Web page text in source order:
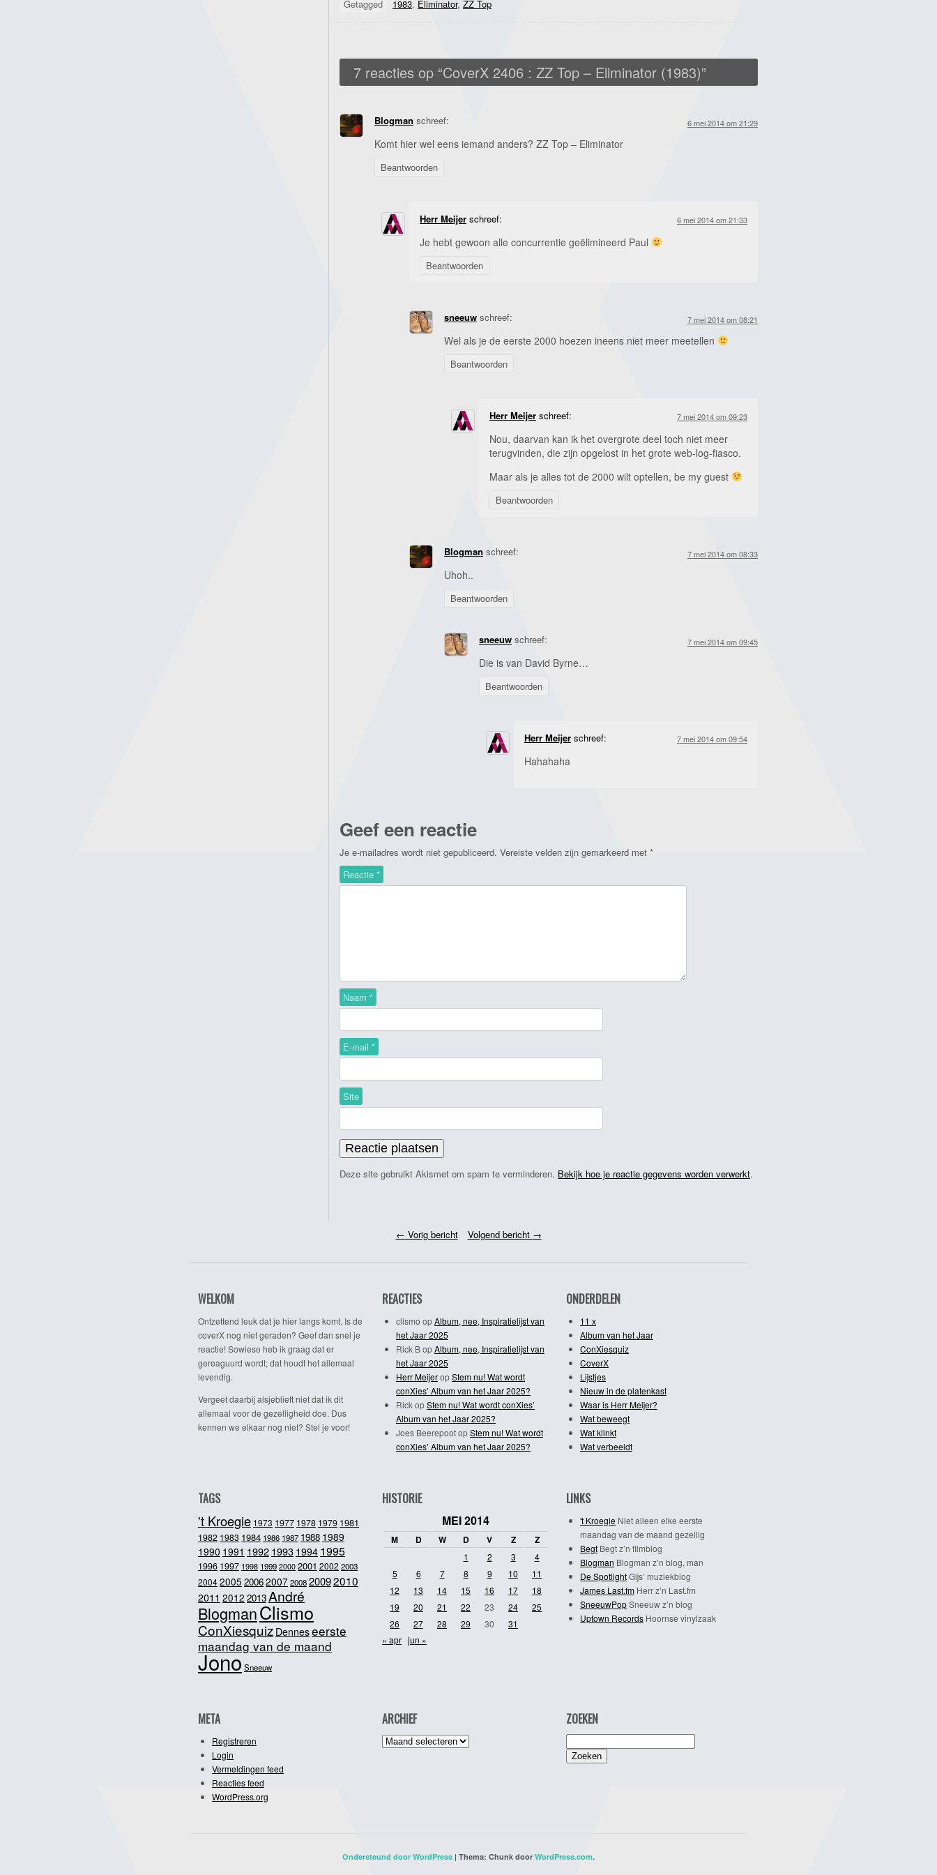
Getagged 1983, Eliminator, ZZ Top
7 reacties op “CoverX 2406 : ZZ Top – Eliminator (1983)”
Blogman schreef: 6 mei 2014 om 21:29
Komt hier wel eens iemand anders? ZZ Top – Eliminator
Beantwoorden
Herr Meijer schreef: 6 mei 2014 om 21:33
Je hebt gewoon alle concurrentie geëlimineerd Paul
Beantwoorden
sneeuw schreef: 7 mei 2014 om 08:21
Wel als je de eerste 2000 hoezen ineens niet meer meetellen
Beantwoorden
Herr Meijer schreef: 7 mei 2014 om 09:23
Nou, daarvan kan ik het overgrote deel toch niet meer
terugvinden, die zijn opgelost in het grote web-log-fiasco.
Maar als je alles tot de 2000 wilt optellen, be my guest
Beantwoorden
Blogman schreef: 7 mei 2014 om 08:33
Uhoh..
Beantwoorden
sneeuw schreef: 7 mei 2014 om 09:45
Die is van David Byrne…
Beantwoorden
Herr Meijer schreef: 7 mei 2014 om 09:54
Hahahaha
Geef een reactie
Je e-mailadres wordt niet gepubliceerd. Vereiste velden zijn gemarkeerd met *
Reactie *
Naam *
E-mail *
Site
Deze site gebruikt Akismet om spam te verminderen. Bekijk hoe je reactie gegevens worden verwerkt.
← Vorig bericht Volgend bericht →
WELKOM
Ontzettend leuk dat je hier langs komt. Is de
coverX nog niet geraden? Geef dan snel je
reactie! Sowieso heb ik graag dat er
gereaguurd wordt; dat houdt het allemaal
levendig.
Vergeet daarbij alsjeblieft niet dat ik dit
allemaal voor de gezelligheid doe. Dus
kennen we elkaar nog niet? Stel je voor!
REACTIES
clismo opAlbum, nee, Inspiratielijst van
het Jaar 2025
Rick BopAlbum, nee, Inspiratielijst van
het Jaar 2025
Herr MeijeropStem nu! Wat wordt
conXies’ Album van het Jaar 2025?
RickopStem nu! Wat wordt conXies’
Album van het Jaar 2025?
Joes BeerepootopStem nu! Wat wordt
conXies’ Album van het Jaar 2025?
ONDERDELEN
11 x
Album van het Jaar
ConXiesquiz
CoverX
Lijstjes
Nieuw in de platenkast
Waar is Herr Meijer?
Wat beweegt
Wat klinkt
Wat verbeeldt
TAGS
't Kroegie 1973 1977 1978 1979 1981
1982 1983 1984 1986 1987 1988 1989
1990 1991 19921993 1994 1995
1996 1997 1998 1999 2000 2001 2002 2003
20042005 20062007200820092010
2011 2012 2013André
BlogmanClismo
ConXiesquiz Denneseerste
maandag van de maand
JonoSneeuw
HISTORIE
MEI 2014
M D W D V Z Z
1 2 3
4
5
6 7 8 9 10
11
12
13 14 15 16 17
18
19
20 21 22 23 24
25
26
27 28 29 30
31
« apr jun »
LINKS
't Kroegie Niet alleen elke eerste
maandag van de maand gezellig
Begt Begt z’n filmblog
Blogman Blogman z’n blog, man
De SpotlightGijs’ muziekblog
James Last.fm Herr z’n Last.fm
SneeuwPopSneeuw z’n blog
Uptown Records Hoornse vinylzaak
META
Registreren
Login
Vermeldingen feed
Reacties feed
WordPress.org
ARCHIEF
Archief
ZOEKEN
naar:
Ondersteund door WordPress | Thema: Chunk door WordPress.com.